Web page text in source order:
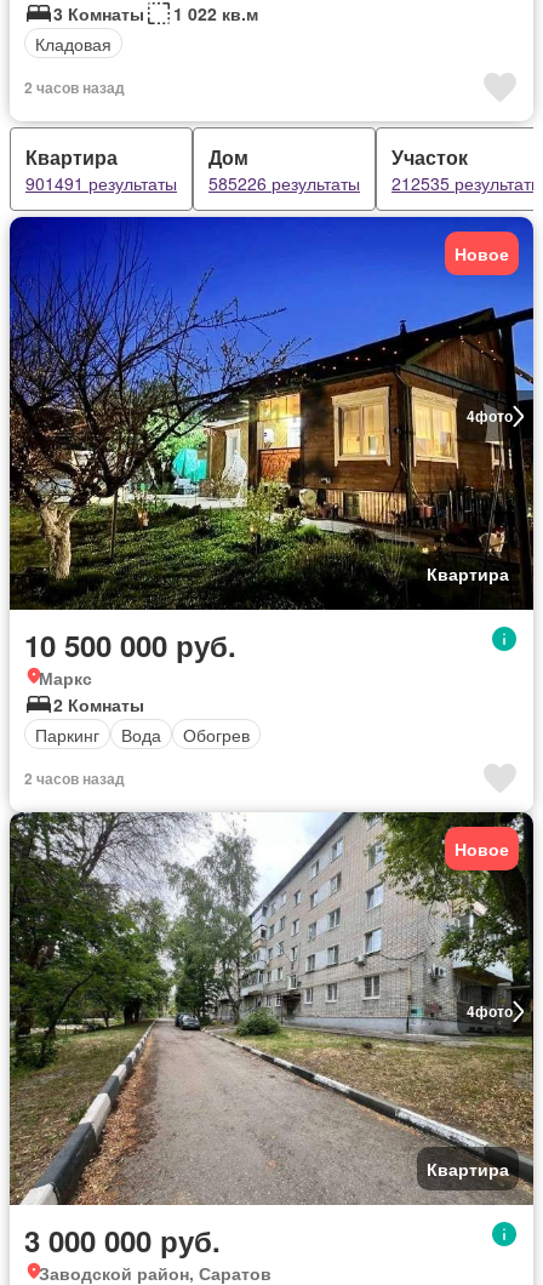
3 Комнаты
1 022 кв.м
Кладовая
2 часов назад
Квартира
901491 результаты
Дом
585226 результаты
Участок
212535 результаты
4фото
Новое
Квартира
10 500 000 руб.
Маркс
2 Комнаты
Паркинг
Вода Обогрев
2 часов назад
4фото
Новое
Квартира
3 000 000 руб.
Заводской район, Саратов